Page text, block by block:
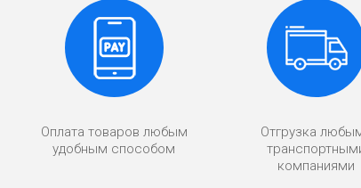
Оплата товаров любым
удобным способом
Отгрузка
компаниями